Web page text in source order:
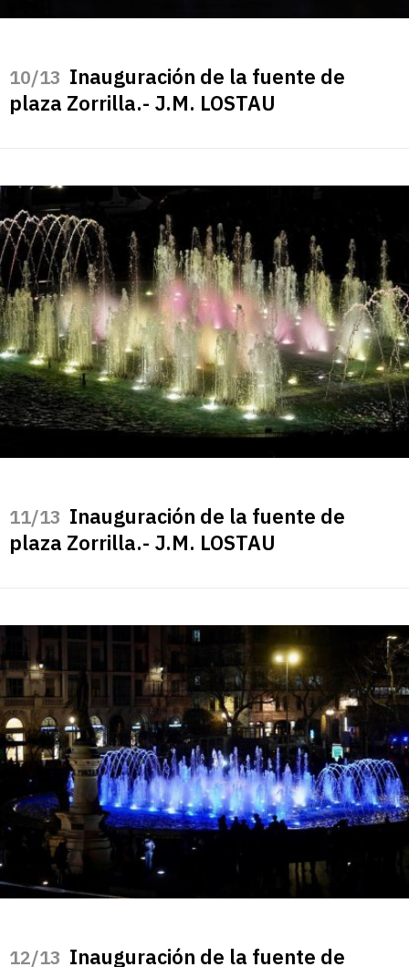
/13 Inauguración de la fuente de
plaza Zorrilla.- J.M. LOSTAU
/13 Inauguración de la fuente de
plaza Zorrilla.- J.M. LOSTAU
/13 Inauguración de la fuente de